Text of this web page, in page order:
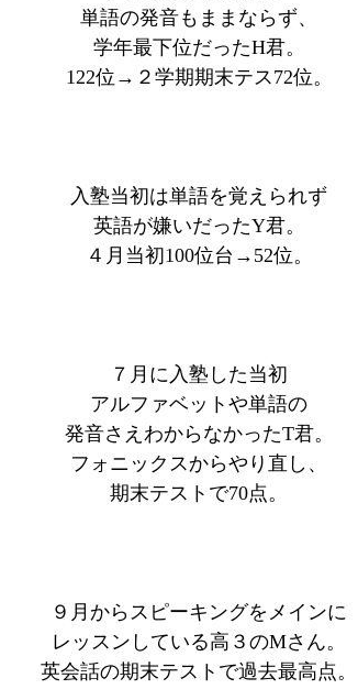
単語の発音もままならず、
学年最下位だったH君。
122位→２学期期末テス72位。
入塾当初は単語を覚えられず
英語が嫌いだったY君。
４月当初100位台→52位。
７月に入塾した当初
アルファベットや単語の
発音さえわからなかったT君。
フォニックスからやり直し、
期末テストで70点。
９月からスピーキングをメインに
レッスンしている高３のMさん。
英会話の期末テストで過去最高点。